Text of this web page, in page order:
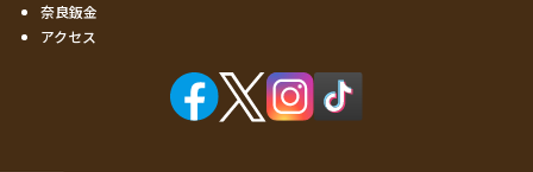
奈良鈑金
アクセス